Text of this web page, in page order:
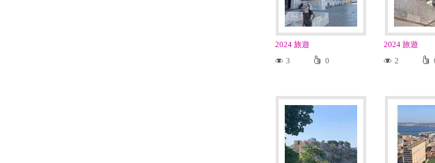
2024 旅遊
3
0
2024 旅遊
2